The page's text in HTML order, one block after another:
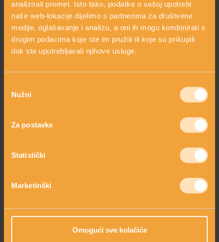
analizirali promet. Isto tako, podatke o vašoj upotrebi
naše web-lokacije dijelimo s partnerima za društvene
medije, oglašavanje i analizu, a oni ih mogu kombinirati s
drugim podacima koje ste im pružili ili koje su prikupili
dok ste upotrebljavali njihove usluge.
pristanka
Nužni
Za postavke
Statistički
Marketinški
Omogući sve kolačiće
Pomaže kod alergija, jača krvne žile
Vitamin E iz ulja sikavice arrow_circle_right
Za dobru volju i ugodno raspoloženje
Zaključak arrow_circle_right